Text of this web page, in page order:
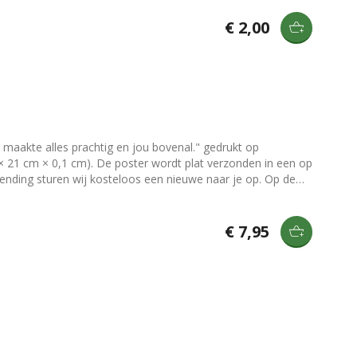
mee neer te zetten of op te hangen? Bekijk dan onze
€ 2,00
alles prachtig en jou bovenal." gedrukt op
sturen wij kosteloos een nieuwe naar je op. Op de
Tip: Het papier van de poster
dan ook los geleverd, dus zonder eventueel afgebeelde
[klemborden](/producten/klemborden) en€ 7,95